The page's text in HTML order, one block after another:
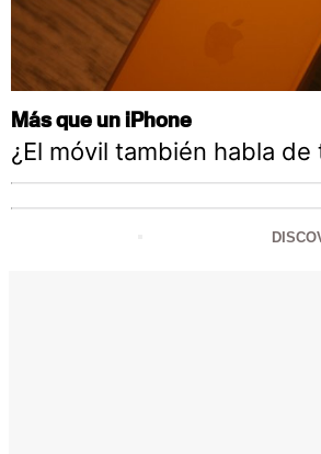
Más que un iPhone
¿El móvil también habla de